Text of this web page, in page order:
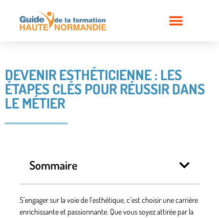
DEVENIR ESTHÉTICIENNE : LES
ÉTAPES CLÉS POUR RÉUSSIR DANS
LE MÉTIER
Sommaire
S’engager sur la voie de l’esthétique, c’est choisir une carrière
enrichissante et passionnante. Que vous soyez attirée par la